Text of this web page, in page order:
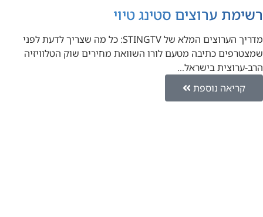
רשימת ערוצים סטינג טיוי
מדריך הערוצים המלא של STINGTV: כל מה שצריך לדעת לפני
שמצטרפים כתיבה מטעם לורו השוואת מחירים שוק הטלוויזיה
הרב-ערוצית בישראל…
קריאה נוספת